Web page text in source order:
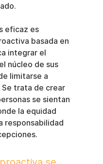
eficaz es
basada en
integrar el
núcleo de sus
limitarse a
trata de crear
se sientan
la equidad
responsabilidad